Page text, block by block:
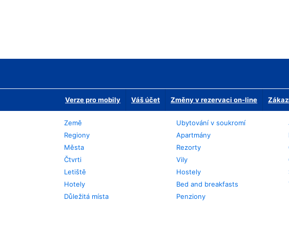
Verze pro mobily Váš účet Změny v rezervaci on-line
Země
Regiony
Města
Čtvrti
Letiště
Hotely
Důležitá místa
Ubytování v soukromí
Apartmány
Rezorty
Vily
Hostely
Bed and breakfasts
Penziony